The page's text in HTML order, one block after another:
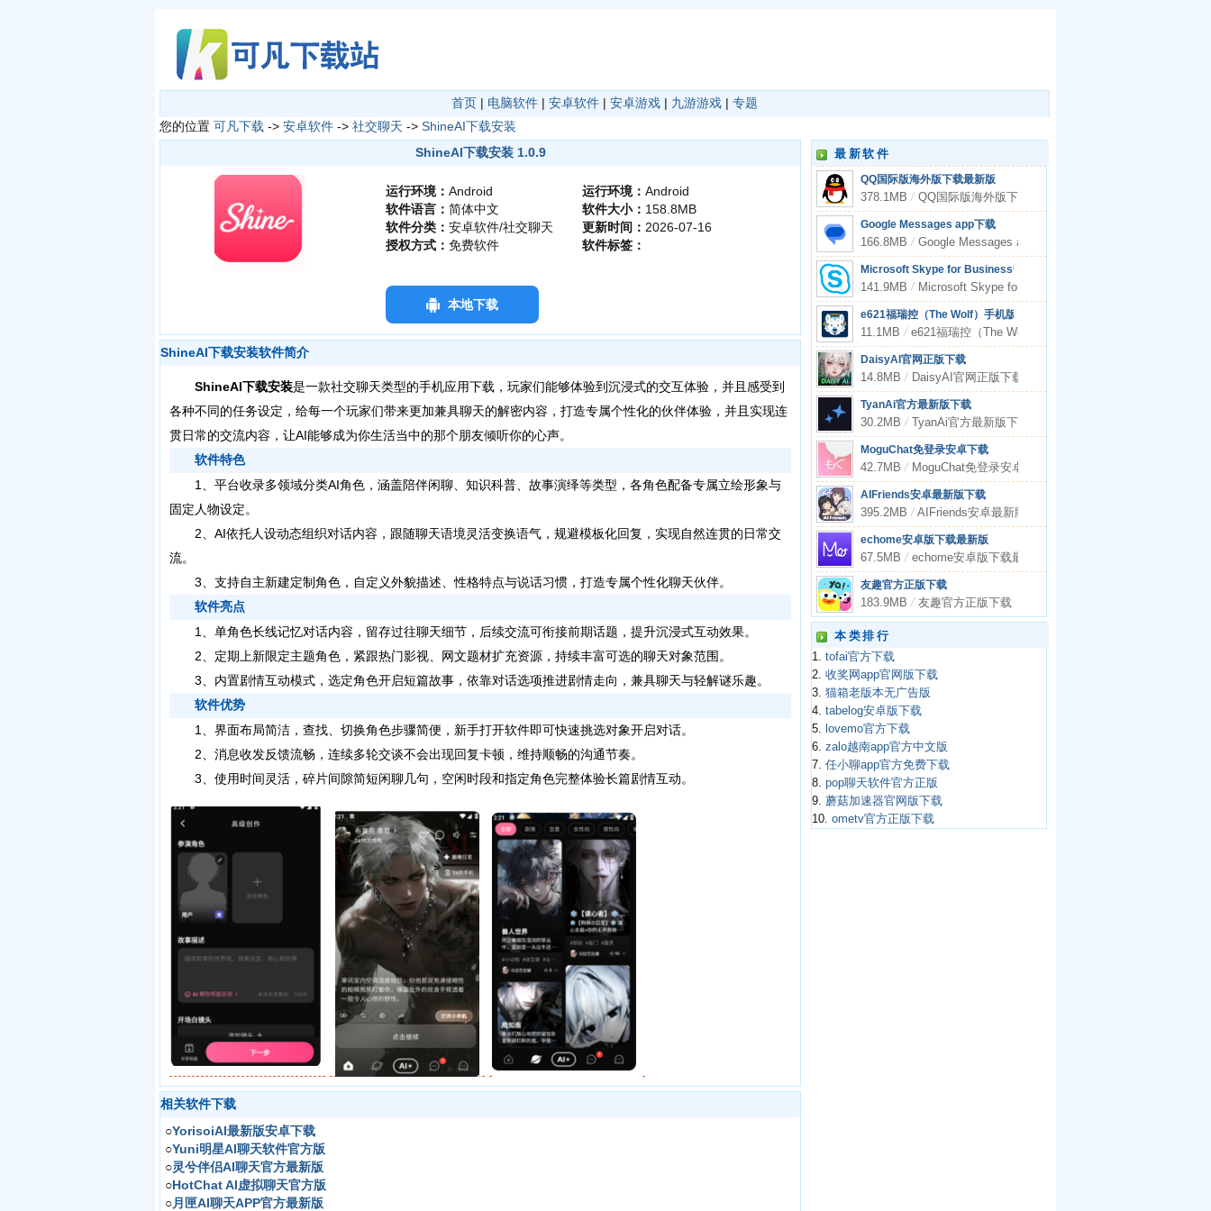
首页 | 电脑软件 | 安卓软件 | 安卓游戏 | 九游游戏 | 专题
您的位置 可凡下载 -> 安卓软件 -> 社交聊天 -> ShineAI下载安装
ShineAI下载安装 1.0.9
运行环境： Android
软件语言： 简体中文
软件分类： 安卓软件/社交聊天
授权方式： 免费软件
运行环境： Android
软件大小： 158.8MB
更新时间： 2026-07-16
软件标签：
本地下载
ShineAI下载安装软件简介
ShineAI下载安装是一款社交聊天类型的手机应用下载，玩家们能够体验到沉浸式的交互体验，并且感受到
各种不同的任务设定，给每一个玩家们带来更加兼具聊天的解密内容，打造专属个性化的伙伴体验，并且实现连
贯日常的交流内容，让AI能够成为你生活当中的那个朋友倾听你的心声。
软件特色
1、平台收录多领域分类AI角色，涵盖陪伴闲聊、知识科普、故事演绎等类型，各角色配备专属立绘形象与
固定人物设定。
2、AI依托人设动态组织对话内容，跟随聊天语境灵活变换语气，规避模板化回复，实现自然连贯的日常交
流。
3、支持自主新建定制角色，自定义外貌描述、性格特点与说话习惯，打造专属个性化聊天伙伴。
软件亮点
1、单角色长线记忆对话内容，留存过往聊天细节，后续交流可衔接前期话题，提升沉浸式互动效果。
2、定期上新限定主题角色，紧跟热门影视、网文题材扩充资源，持续丰富可选的聊天对象范围。
3、内置剧情互动模式，选定角色开启短篇故事，依靠对话选项推进剧情走向，兼具聊天与轻解谜乐趣。
软件优势
1、界面布局简洁，查找、切换角色步骤简便，新手打开软件即可快速挑选对象开启对话。
2、消息收发反馈流畅，连续多轮交谈不会出现回复卡顿，维持顺畅的沟通节奏。
3、使用时间灵活，碎片间隙简短闲聊几句，空闲时段和指定角色完整体验长篇剧情互动。
相关软件下载
○YorisoiAI最新版安卓下载
○Yuni明星AI聊天软件官方版
○灵兮伴侣AI聊天官方最新版
○HotChat AI虚拟聊天官方版
○月匣AI聊天APP官方最新版
最新软件
QQ国际版海外版下载最新版
378.1MB/ QQ国际版海外版下载最新版
Google Messages app下载
166.8MB/ Google Messages app下载
Microsoft Skype for Business中文版下载
141.9MB/ Microsoft Skype for Business中文版下载
e621福瑞控（The Wolf）手机版
11.1MB/ e621福瑞控（The Wolf）手机版
DaisyAI官网正版下载
14.8MB/ DaisyAI官网正版下载
TyanAi官方最新版下载
30.2MB/ TyanAi官方最新版下载
MoguChat免登录安卓下载
42.7MB/ MoguChat免登录安卓下载
AIFriends安卓最新版下载
395.2MB/ AIFriends安卓最新版下载
echome安卓版下载最新版
67.5MB/ echome安卓版下载最新版
友趣官方正版下载
183.9MB/ 友趣官方正版下载
本类排行
1. tofai官方下载
2. 收奖网app官网版下载
3. 猫箱老版本无广告版
4. tabelog安卓版下载
5. lovemo官方下载
6. zalo越南app官方中文版
7. 任小聊app官方免费下载
8. pop聊天软件官方正版
9. 蘑菇加速器官网版下载
10. ometv官方正版下载